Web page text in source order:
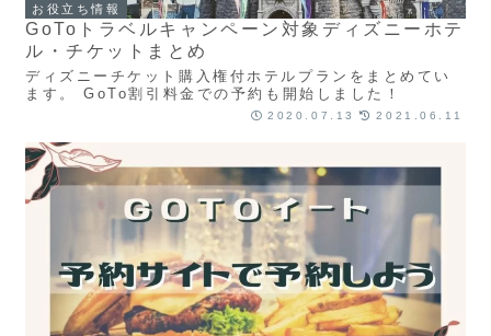
お役立ち情報
GoToトラベルキャンペーン対象ディズニーホテ
ル・チケットまとめ
ディズニーチケット購入権付ホテルプランをまとめてい
ます。 GoTo割引料金での予約も開始しました！
2020.07.13 2021.06.11